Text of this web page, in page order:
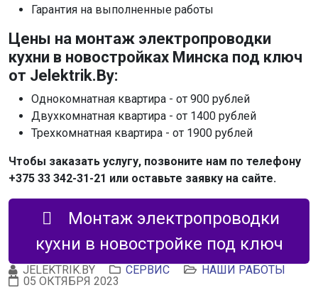
Гарантия на выполненные работы
Цены на монтаж электропроводки
кухни в новостройках Минска под ключ
от Jelektrik.By:
Однокомнатная квартира - от 900 рублей
Двухкомнатная квартира - от 1400 рублей
Трехкомнатная квартира - от 1900 рублей
Чтобы заказать услугу, позвоните нам по телефону
+375 33 342-31-21 или оставьте заявку на сайте.
Монтаж электропроводки
кухни в новостройке под ключ
JELEKTRIK.BY СЕРВИС
НАШИ РАБОТЫ
05 ОКТЯБРЯ 2023